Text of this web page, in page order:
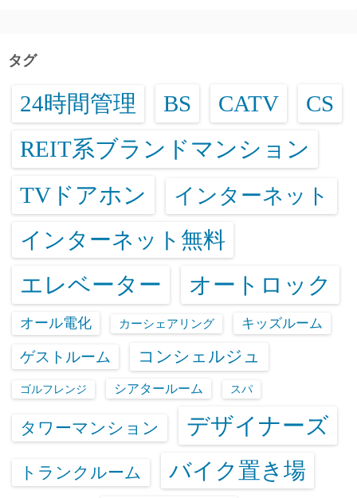
タグ
24時間管理 BS CATV CS
REIT系ブランドマンション
TVドアホン インターネット
インターネット無料
エレベーター オートロック
オール電化 カーシェアリング キッズルーム
ゲストルーム コンシェルジュ
ゴルフレンジ シアタールーム スパ
タワーマンション デザイナーズ
トランクルーム バイク置き場